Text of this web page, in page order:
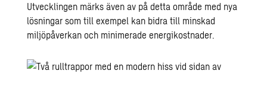
Utvecklingen märks även av på detta område med nya
lösningar som till exempel kan bidra till minskad
miljöpåverkan och minimerade energikostnader.